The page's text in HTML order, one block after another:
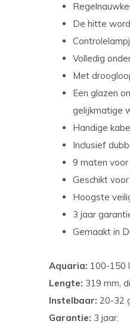
De hitte
Volledig
Met
Een glazen
gelijkmatige
Handige
Inclusief
9 maten
Geschikt
Hoogste
3 jaar
Gemaakt in
Aquaria: 100-150
Lengte: 319 mm,
Instelbaar: 20-32
Garantie: 3 jaar.